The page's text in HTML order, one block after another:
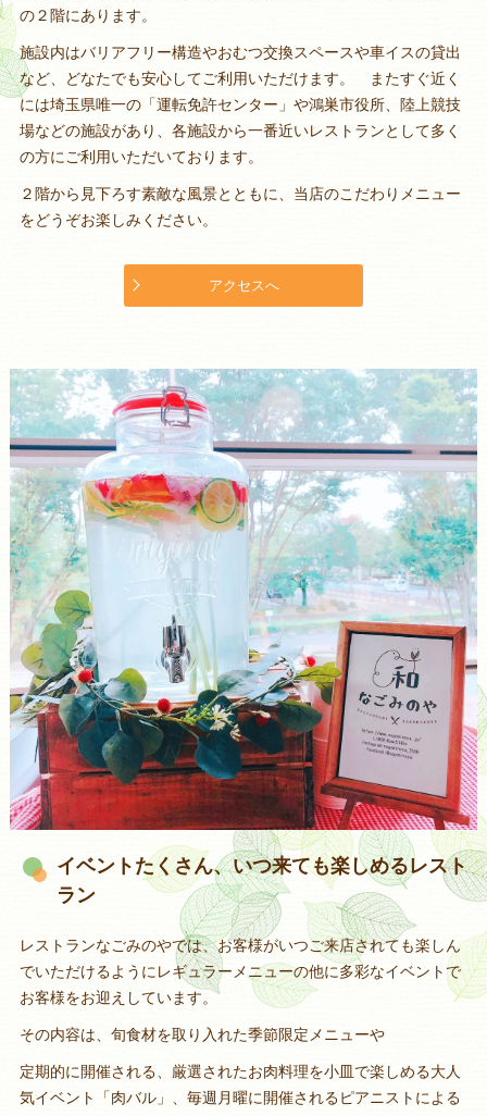
の２階にあります。
施設内はバリアフリー構造やおむつ交換スペースや車イスの貸出
など、どなたでも安心してご利用いただけます。 またすぐ近く
には埼玉県唯一の「運転免許センター」や鴻巣市役所、陸上競技
場などの施設があり、各施設から一番近いレストランとして多く
の方にご利用いただいております。
２階から見下ろす素敵な風景とともに、当店のこだわりメニュー
をどうぞお楽しみください。
アクセスへ
イベントたくさん、いつ来ても楽しめるレスト
ラン
レストランなごみのやでは、お客様がいつご来店されても楽しん
でいただけるようにレギュラーメニューの他に多彩なイベントで
お客様をお迎えしています。
その内容は、旬食材を取り入れた季節限定メニューや
定期的に開催される、厳選されたお肉料理を小皿で楽しめる大人
気イベント「肉バル」、毎週月曜に開催されるピアニストによる